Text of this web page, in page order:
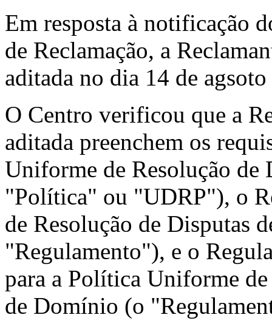
Em resposta à notificação
de Reclamação, a
aditada no dia 14 de
O Centro verificou que a
aditada preenchem os
Uniforme de Resolução de
"Política" ou "UDRP"), o
de Resolução de Disputas
"Regulamento"), e o
para a Política Uniforme
de Domínio (o